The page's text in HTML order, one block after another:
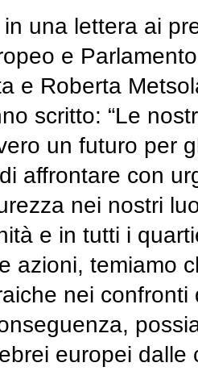
una lettera ai
e
e Roberta
scritto: “Le
un futuro per
affrontare con
nei nostri
e in tutti i
azioni, temiamo
nei
europei